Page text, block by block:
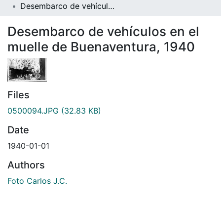
Desembarco de vehículos en el muelle de Buenaventura, 1940
Desembarco de vehículos en el
muelle de Buenaventura, 1940
Files
0500094.JPG (32.83 KB)
Date
1940-01-01
Authors
Foto Carlos J.C.